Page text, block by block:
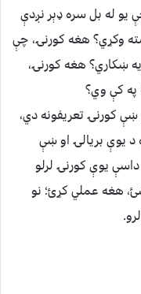
له بل سره ډېر نږدې
وکړي؟ هغه کورنۍ، چې
ښکاري؟ هغه کورنۍ،
په کې وي؟
ښې کورنۍ تعریفونه دي،
یوې بريالۍ او ښې
یوې کورنۍ لرلو
هغه عملي کړئ؛ نو